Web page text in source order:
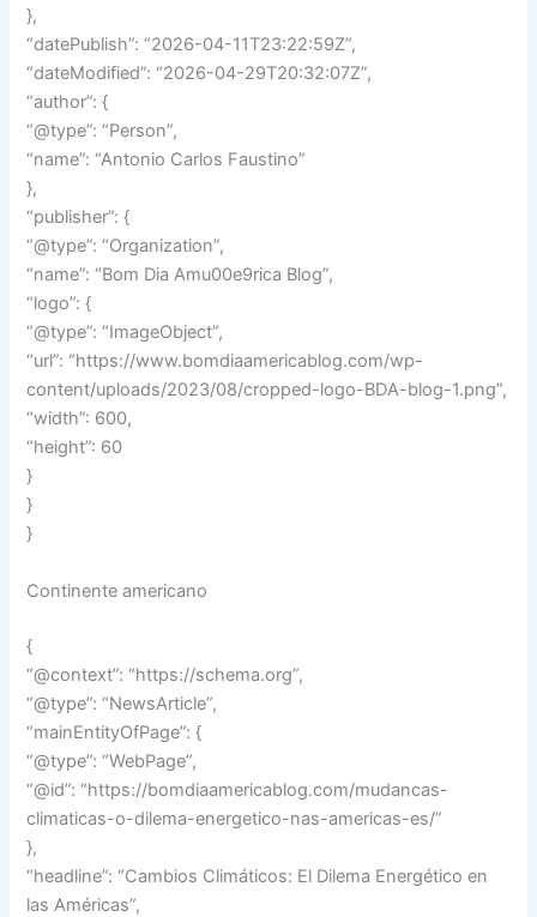
},
“datePublish”: “2026-04-11T23:22:59Z”,
“dateModified”: “2026-04-29T20:32:07Z”,
“author”: {
“@type”: “Person”,
“name”: “Antonio Carlos Faustino”
},
“publisher”: {
“@type”: “Organization”,
“name”: “Bom Dia Amu00e9rica Blog”,
“logo”: {
“@type”: “ImageObject”,
“url”: “https://www.bomdiaamericablog.com/wp-
content/uploads/2023/08/cropped-logo-BDA-blog-1.png”,
“width”: 600,
“height”: 60
}
}
}
Continente americano
{
“@context”: “https://schema.org”,
“@type”: “NewsArticle”,
“mainEntityOfPage”: {
“@type”: “WebPage”,
“@id”: “https://bomdiaamericablog.com/mudancas-
climaticas-o-dilema-energetico-nas-americas-es/”
},
“headline”: “Cambios Climáticos: El Dilema Energético en
las Américas”,